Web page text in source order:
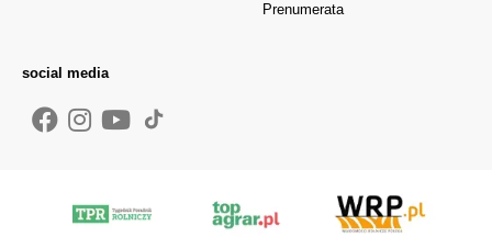
Prenumerata
social media